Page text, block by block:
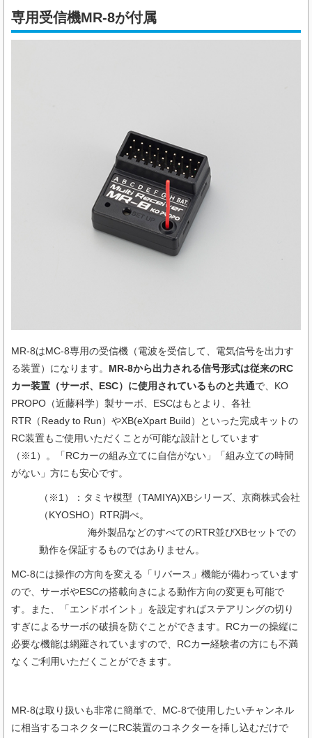
専用受信機MR-8が付属
MR-8はMC-8専用の受信機（電波を受信して、電気信号を出力す
る装置）になります。 MR-8から出力される信号形式は従来のRC
カー装置（サーボ、ESC）に使用されているものと共通で、KO
PROPO（近藤科学）製サーボ、ESCはもとより、各社
RTR（Ready to Run）やXB(eXpart Build）といった完成キットの
RC装置もご使用いただくことが可能な設計としています
（※1）。「RCカーの組み立てに自信がない」「組み立ての時間
がない」方にも安心です。
（※1）：タミヤ模型（TAMIYA)XBシリーズ、京商株式会社
（KYOSHO）RTR調べ。
海外製品などのすべてのRTR並びXBセットでの
動作を保証するものではありません。
MC-8には操作の方向を変える「リバース」機能が備わっています
ので、サーボやESCの搭載向きによる動作方向の変更も可能で
す。また、「エンドポイント」を設定すればステアリングの切り
すぎによるサーボの破損を防ぐことができます。RCカーの操縦に
必要な機能は網羅されていますので、RCカー経験者の方にも不満
なくご利用いただくことができます。
MR-8は取り扱いも非常に簡単で、MC-8で使用したいチャンネル
に相当するコネクターにRC装置のコネクターを挿し込むだけで